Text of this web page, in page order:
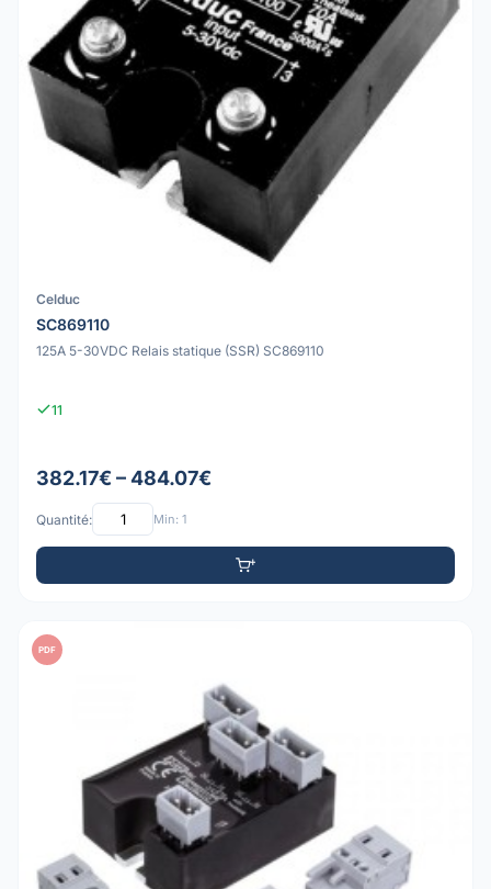
Celduc
SC869110
125A 5-30VDC Relais statique (SSR) SC869110
11
382.17€ – 484.07€
Quantité: Min: 1
PDF